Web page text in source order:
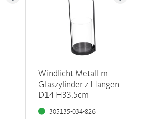
Windlicht Metall m
Glaszylinder z Hängen
D14 H33,5cm
305135-034-826